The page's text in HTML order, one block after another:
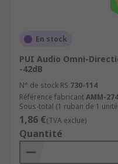
En stock
PUI Audio Omni-
-42dB
N° de stock RS 730-114
Référence fabricantAMM-
Sous-total (1 ruban de 1
1,86 €(TVA exclue)
Quantité